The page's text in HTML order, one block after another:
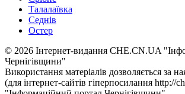
Талалаївка
Седнів
Остер
© 2026 Інтернет-видання CHE.CN.UA
Чернiгiвщини"
Використання матеріалів дозволяється за
(для інтернет-сайтів гіперпосилання http://